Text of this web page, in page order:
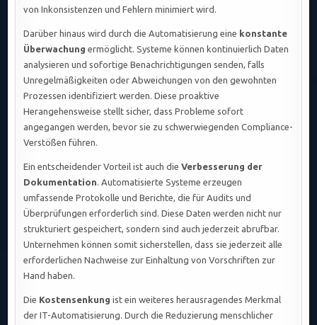
von Inkonsistenzen und Fehlern minimiert wird.
Darüber hinaus wird durch die Automatisierung eine konstante
Überwachung ermöglicht. Systeme können kontinuierlich Daten
analysieren und sofortige Benachrichtigungen senden, falls
Unregelmäßigkeiten oder Abweichungen von den gewohnten
Prozessen identifiziert werden. Diese proaktive
Herangehensweise stellt sicher, dass Probleme sofort
angegangen werden, bevor sie zu schwerwiegenden Compliance-
Verstößen führen.
Ein entscheidender Vorteil ist auch dieVerbesserung der
Dokumentation. Automatisierte Systeme erzeugen
umfassende Protokolle und Berichte, die für Audits und
Überprüfungen erforderlich sind. Diese Daten werden nicht nur
strukturiert gespeichert, sondern sind auch jederzeit abrufbar.
Unternehmen können somit sicherstellen, dass sie jederzeit alle
erforderlichen Nachweise zur Einhaltung von Vorschriften zur
Hand haben.
Die Kostensenkung ist ein weiteres herausragendes Merkmal
der IT-Automatisierung. Durch die Reduzierung menschlicher